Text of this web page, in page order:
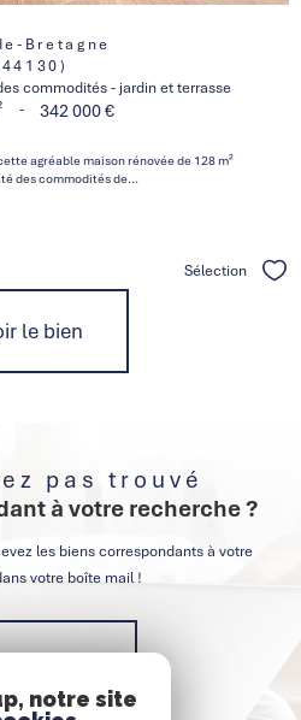
Bretagne
commodités - jardin et terrasse
- 342 000 €
agréable maison rénovée de 128 m²
des commodités de...
Sélection
le bien
pas trouvé
à votre recherche ?
les biens correspondants à votre
votre boîte mail !
notre site